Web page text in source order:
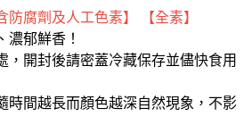
防腐劑及人工色素】 【全素】
濃郁鮮香！
，開封後請密蓋冷藏保存並儘快食用
時間越長而顏色越深自然現象，不影